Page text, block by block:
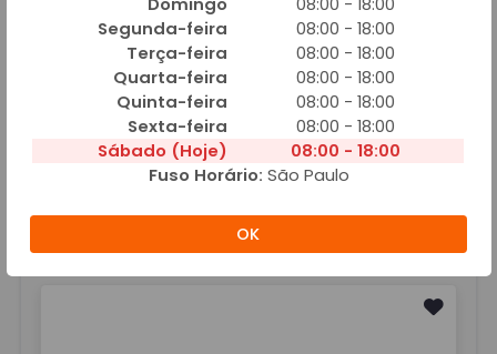
PASTEL DE CARNE C/ QUEIJO
Adicionar
Segunda-feira
08:00 - 18:00
Terça-feira
08:00 - 18:00
Quarta-feira
08:00 - 18:00
Quinta-feira
08:00 - 18:00
Sexta-feira
08:00 - 18:00
Sábado (Hoje)
08:00 - 18:00
Fuso Horário: São Paulo
OK